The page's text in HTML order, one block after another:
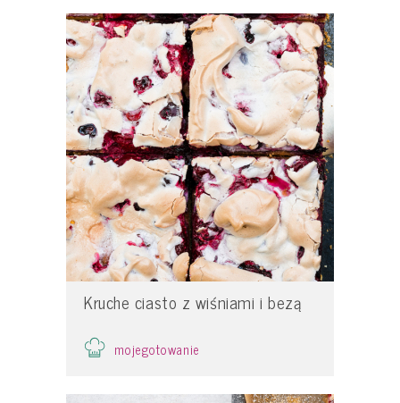
Kruche ciasto z wiśniami i bezą
mojegotowanie